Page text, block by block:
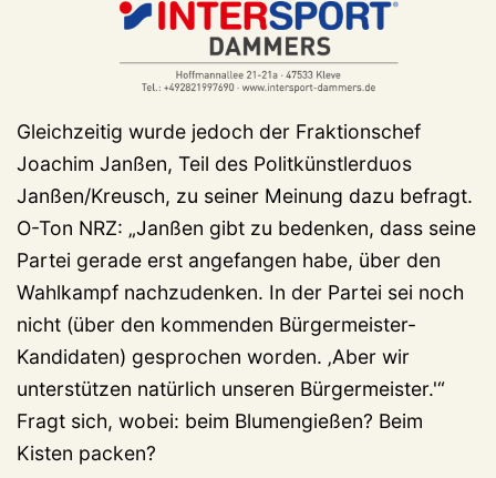
Gleichzeitig wurde jedoch der Fraktionschef
Joachim Janßen, Teil des Politkünstlerduos
Janßen/Kreusch, zu seiner Meinung dazu befragt.
O-Ton NRZ: „Janßen gibt zu bedenken, dass seine
Partei gerade erst angefangen habe, über den
Wahlkampf nachzudenken. In der Partei sei noch
nicht (über den kommenden Bürgermeister-
Kandidaten) gesprochen worden. ‚Aber wir
unterstützen natürlich unseren Bürgermeister.'“
Fragt sich, wobei: beim Blumengießen? Beim
Kisten packen?